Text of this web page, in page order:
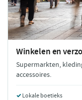
Winkelen en
Supermarkten,
accessoires.
Lokale boetieks